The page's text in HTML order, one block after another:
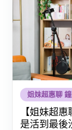
姐妹超惠聊
【姐妹超
是活到最後